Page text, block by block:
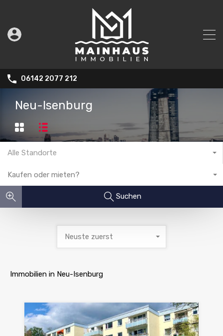
06142 2077 212
Neu-Isenburg
Alle Standorte
Kaufen oder mieten?
Suchen
Neuste zuerst
Immobilien in Neu-Isenburg